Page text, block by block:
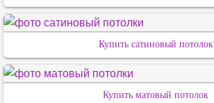
Купить сатиновый потолок
Купить матовый потолок